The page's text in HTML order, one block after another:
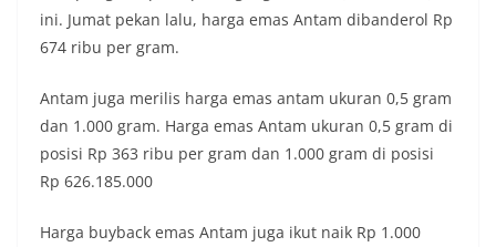
ini. Jumat pekan lalu, harga emas Antam dibanderol Rp
674 ribu per gram.
Antam juga merilis harga emas antam ukuran 0,5 gram
dan 1.000 gram. Harga emas Antam ukuran 0,5 gram di
posisi Rp 363 ribu per gram dan 1.000 gram di posisi
Rp 626.185.000
Harga buyback emas Antam juga ikut naik Rp 1.000